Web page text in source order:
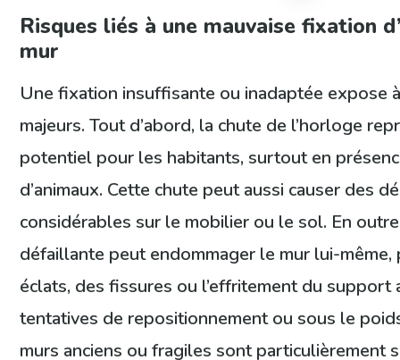
Risques liés à une mauvaise fixation
mur
Une fixation insuffisante ou inadaptée expose
majeurs. Tout d’abord, la chute de l’horloge
potentiel pour les habitants, surtout en
d’animaux. Cette chute peut aussi causer des
considérables sur le mobilier ou le sol. En
défaillante peut endommager le mur lui-
éclats, des fissures ou l’effritement du support
tentatives de repositionnement ou sous le
murs anciens ou fragiles sont particulièrement